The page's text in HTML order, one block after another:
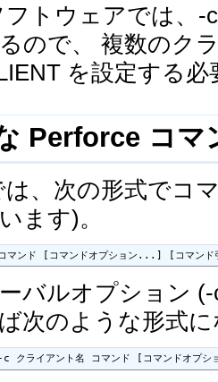
フトウェアでは、
ので、 複数のク
を設定する
Perforce コマ
は、次の形式でコ
ます)。
マンド [コマンドオプション...] [コマン
バルオプション
次のような形式
クライアント名 コマンド [コマンドオ